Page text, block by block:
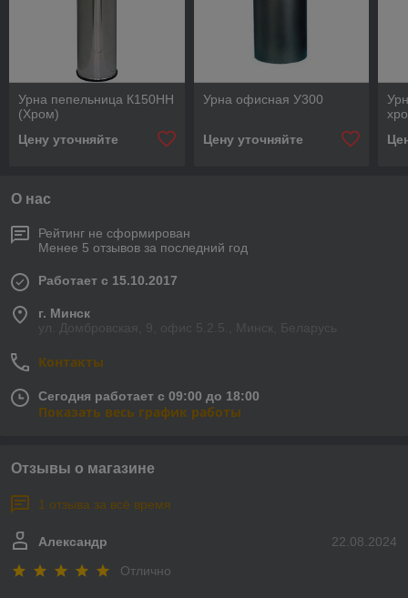
Урна пепельница К150НН
(Хром)
Цену уточняйте
Урна офисная У300
Цену уточняйте
О нас
Рейтинг не сформирован
Менее 5 отзывов за последний год
Работает с 15.10.2017
г. Минск
ул. Домбровская, 9, офис 5.2.5., Минск, Беларусь
Контакты
Сегодня работает с 09:00 до 18:00
Показать весь график работы
Отзывы о магазине
1 отзыва за всё время
22.08.2024
Александр
Отлично